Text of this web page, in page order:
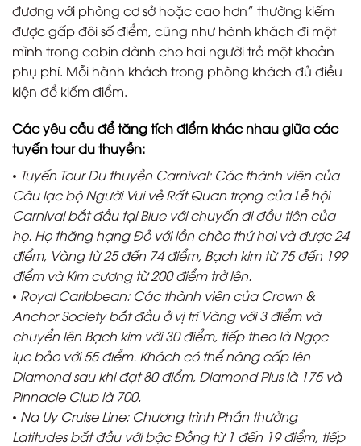
đương với phòng cơ sở hoặc cao hơn” thường kiếm
được gấp đôi số điểm, cũng như hành khách đi một
mình trong cabin dành cho hai người trả một khoản
phụ phí. Mỗi hành khách trong phòng khách đủ điều
kiện để kiếm điểm.
Các yêu cầu để tăng tích điểm khác nhau giữa các
tuyến tour du thuyền:
• Tuyến Tour Du thuyền Carnival: Các thành viên của
Câu lạc bộ Người Vui vẻ Rất Quan trọng của Lễ hội
Carnival bắt đầu tại Blue với chuyến đi đầu tiên của
họ. Họ thăng hạng Đỏ với lần chèo thứ hai và được 24
điểm, Vàng từ 25 đến 74 điểm, Bạch kim từ 75 đến 199
điểm và Kim cương từ 200 điểm trở lên.
• Royal Caribbean: Các thành viên của Crown &
Anchor Society bắt đầu ở vị trí Vàng với 3 điểm và
chuyển lên Bạch kim với 30 điểm, tiếp theo là Ngọc
lục bảo với 55 điểm. Khách có thể nâng cấp lên
Diamond sau khi đạt 80 điểm, Diamond Plus là 175 và
Pinnacle Club là 700.
• Na Uy Cruise Line: Chương trình Phần thưởng
Latitudes bắt đầu với bậc Đồng từ 1 đến 19 điểm, tiếp